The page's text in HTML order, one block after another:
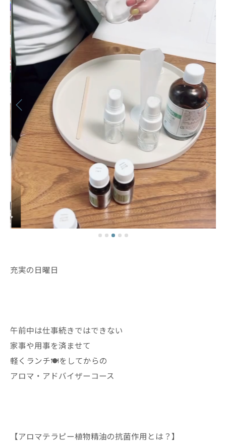
充実の日曜日
午前中は仕事続きではできない
家事や用事を済ませて
軽くランチ🍽️をしてからの
アロマ・アドバイザーコース
【アロマテラピー植物精油の抗菌作用とは？】